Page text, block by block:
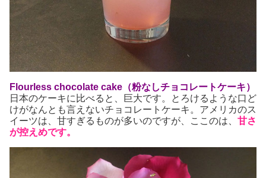
Flourless chocolate cake（粉なしチョコレートケーキ）
日本のケーキに比べると、巨大です。とろけるような口ど
けがなんとも言えないチョコレートケーキ。アメリカのス
イーツは、甘すぎるものが多いのですが、ここのは、 甘さ
が控えめです。